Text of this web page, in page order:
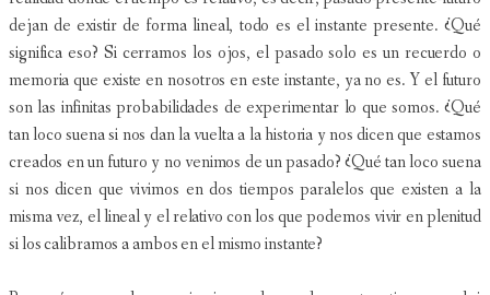
dejan de existir de forma lineal, todo es el instante presente. ¿Qué
significa eso? Si cerramos los ojos, el pasado solo es un recuerdo o
memoria que existe en nosotros en este instante, ya no es. Y el futuro
son las infinitas probabilidades de experimentar lo que somos. ¿Qué
tan loco suena si nos dan la vuelta a la historia y nos dicen que estamos
creados en un futuro y no venimos de un pasado? ¿Qué tan loco suena
si nos dicen que vivimos en dos tiempos paralelos que existen a la
misma vez, el lineal y el relativo con los que podemos vivir en plenitud
si los calibramos a ambos en el mismo instante?